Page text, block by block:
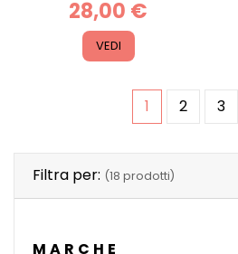
28,00 €
VEDI
1 2 3
Filtra per: (18 prodotti)
MARCHE